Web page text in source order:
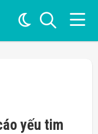
yếu tim